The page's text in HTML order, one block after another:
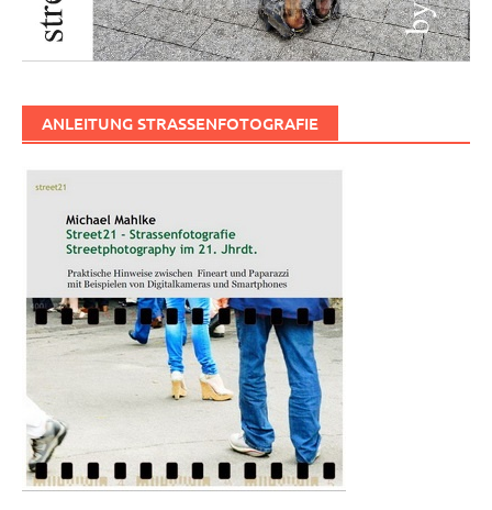
ANLEITUNG STRASSENFOTOGRAFIE